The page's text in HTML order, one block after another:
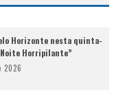
Horizonte nesta quinta-
Horripilante”
2026